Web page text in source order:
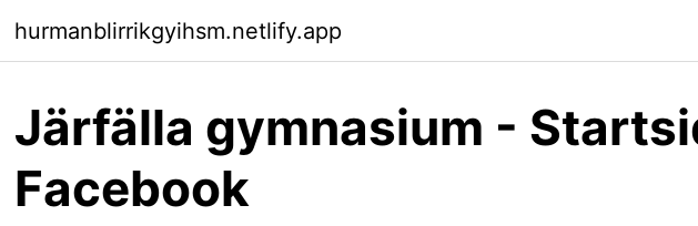
hurmanblirrikgyihsm.netlify.app
Järfälla gymnasium -
Facebook